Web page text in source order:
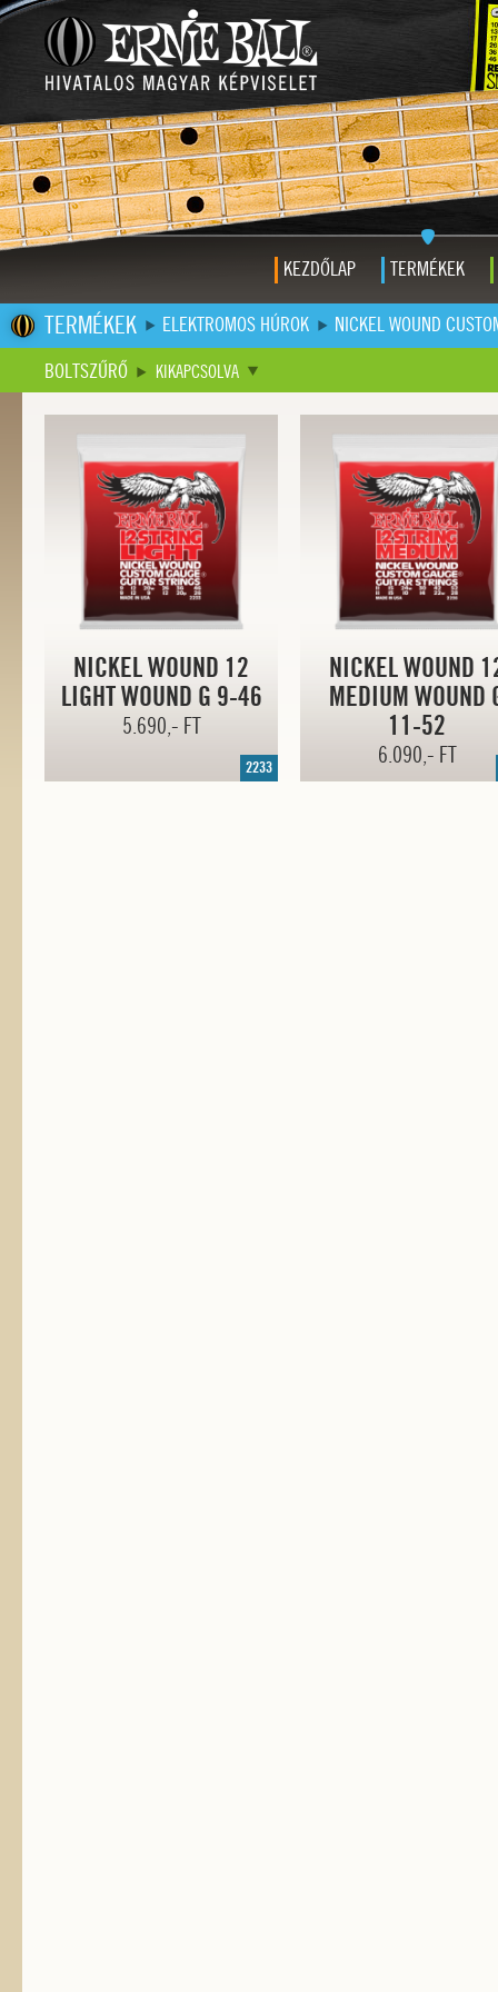
KEZDŐLAP TERMÉKEK
TERMÉKEK ELEKTROMOS HÚROK
NICKEL WOUND
BOLTSZŰRŐ
KIKAPCSOLVA
NICKEL WOUND 12
LIGHT WOUND G 9-46
5.690,- FT
2233
NICKEL WOUND
MEDIUM WOUND
11-52
6.090,- FT